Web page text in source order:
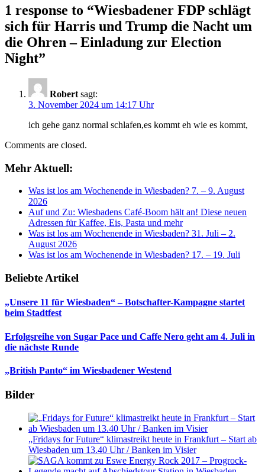
1 response to “Wiesbadener FDP schlägt
sich für Harris und Trump die Nacht um
die Ohren – Einladung zur Election
Night”
Robert sagt:
3. November 2024 um 14:17 Uhr
ich gehe ganz normal schlafen,es kommt eh wie es kommt,
Comments are closed.
Mehr Aktuell:
Was ist los am Wochenende in Wiesbaden? 7. – 9. August
2026
Auf und Zu: Wiesbadens Café-Boom hält an! Diese neuen
Adressen für Kaffee, Eis, Pasta und mehr
Was ist los am Wochenende in Wiesbaden? 31. Juli – 2.
August 2026
Was ist los am Wochenende in Wiesbaden? 17. – 19. Juli
Beliebte Artikel
„Unsere 11 für Wiesbaden“ – Botschafter-Kampagne startet
beim Stadtfest
Erfolgsreihe von Sugar Pace und Caffe Nero geht am 4. Juli in
die nächste Runde
„British Panto“ im Wiesbadener Westend
Bilder
„Fridays for Future“ klimastreikt heute in Frankfurt – Start ab
Wiesbaden um 13.40 Uhr / Banken im Visier